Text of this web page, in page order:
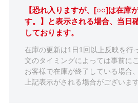
【恐れ入りますが、[○○]は在庫
す。】と表示される場合、当日
しております。
在庫の更新は1日1回以上反映を行
文のタイミングによっては事前に
お客様で在庫が終了している場合
上記表示がされる場合がございま